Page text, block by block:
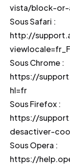
vista/block-
Sous Safari :
http://
Sous Chrome :
https://
hl=fr
Sous Firefox :
https://
desactiver-
Sous Opera :
https://